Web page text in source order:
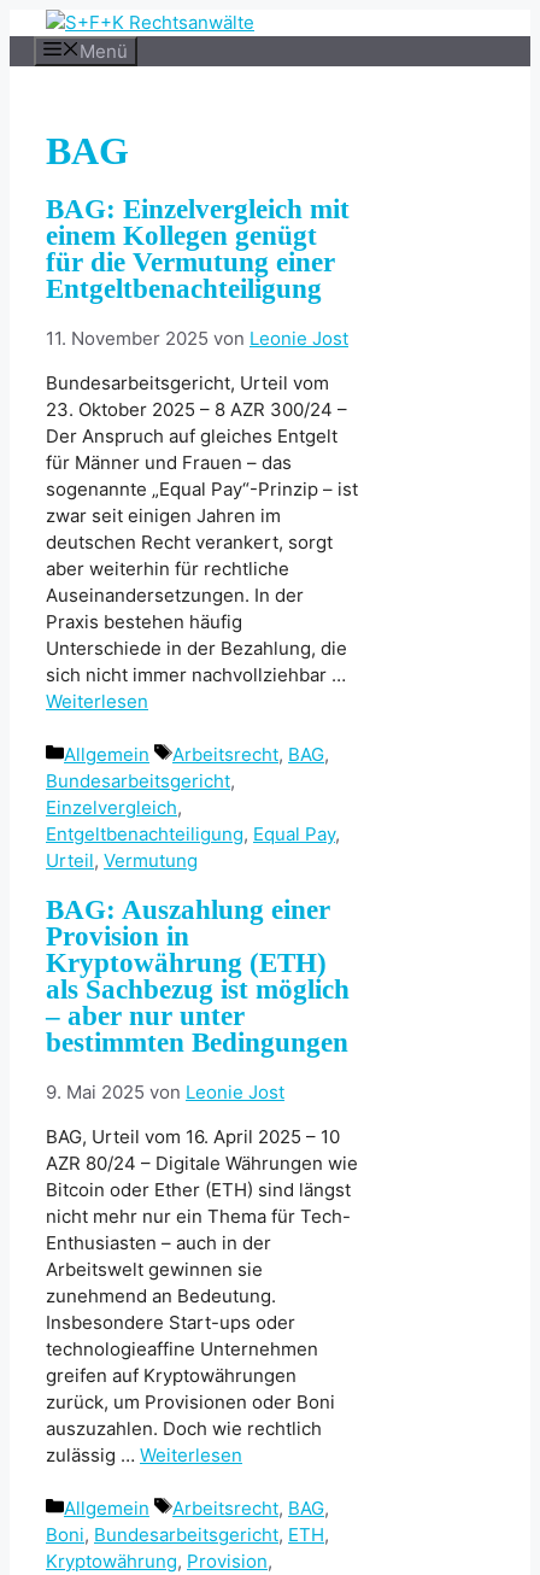
Inhalt
springen
Menü
BAG
BAG: Einzelvergleich mit
einem Kollegen genügt
für die Vermutung einer
Entgeltbenachteiligung
11. November 2025 von Leonie Jost
Bundesarbeitsgericht, Urteil vom
23. Oktober 2025 – 8 AZR 300/24 –
Der Anspruch auf gleiches Entgelt
für Männer und Frauen – das
sogenannte „Equal Pay“-Prinzip – ist
zwar seit einigen Jahren im
deutschen Recht verankert, sorgt
aber weiterhin für rechtliche
Auseinandersetzungen. In der
Praxis bestehen häufig
Unterschiede in der Bezahlung, die
sich nicht immer nachvollziehbar …
Weiterlesen
Kategorien
Allgemein Schlagwörter
Arbeitsrecht, BAG,
Bundesarbeitsgericht,
Einzelvergleich,
Entgeltbenachteiligung, Equal Pay,
Urteil, Vermutung
BAG: Auszahlung einer
Provision in
Kryptowährung (ETH)
als Sachbezug ist möglich
– aber nur unter
bestimmten Bedingungen
9. Mai 2025 von Leonie Jost
BAG, Urteil vom 16. April 2025 – 10
AZR 80/24 – Digitale Währungen wie
Bitcoin oder Ether (ETH) sind längst
nicht mehr nur ein Thema für Tech-
Enthusiasten – auch in der
Arbeitswelt gewinnen sie
zunehmend an Bedeutung.
Insbesondere Start-ups oder
technologieaffine Unternehmen
greifen auf Kryptowährungen
zurück, um Provisionen oder Boni
auszuzahlen. Doch wie rechtlich
zulässig … Weiterlesen
Kategorien
Allgemein Schlagwörter
Arbeitsrecht, BAG,
Boni, Bundesarbeitsgericht, ETH,
Kryptowährung, Provision,